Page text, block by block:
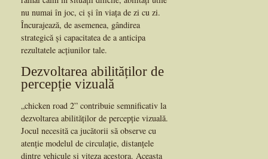
nu numai în joc, ci și în viața de zi cu zi.
Încurajează, de asemenea, gândirea
strategică și capacitatea de a anticipa
rezultatele acțiunilor tale.
Dezvoltarea abilităților de
percepție vizuală
„chicken road 2” contribuie semnificativ la
dezvoltarea abilităților de percepție vizuală.
Jocul necesită ca jucătorii să observe cu
atenție modelul de circulație, distanțele
dintre vehicule și viteza acestora. Aceasta